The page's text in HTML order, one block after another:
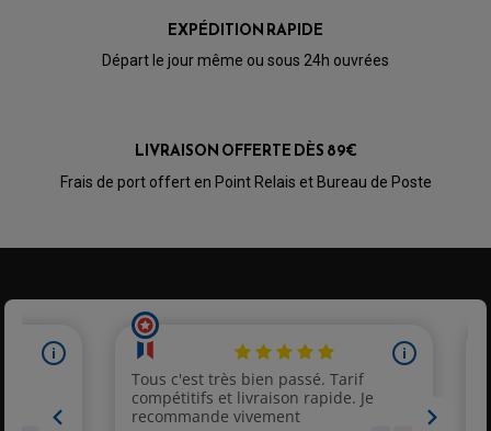
PIÈCE MOTEUR
BOUCHON D'HUILE
BIELLETTES DE DIRECTION
LEVIER DE FREIN ET D'EMBRAYAGE
ROTULE DE DIRECTION
ROTULE DE TRIANGLE
SÉLECTEUR DE VITESSE
PIÈCES MOTEUR QUAD
ÉCHAPPEMENT CROSS ENDURO
ACCESSOIRES ÉCHAPPEMENT
ÉCHAPPEMENT & SILENCIEUX AKRAPOVIC
ÉCHAPPEMENT & SILENCIEUX FMF
ÉCHAPPEMENT & SILENCIEUX PRO CIRCUIT
EXPÉDITION RAPIDE
Départ le jour même ou sous 24h ouvrées
LIVRAISON OFFERTE DÈS 89€
Frais de port offert en Point Relais et Bureau de Poste